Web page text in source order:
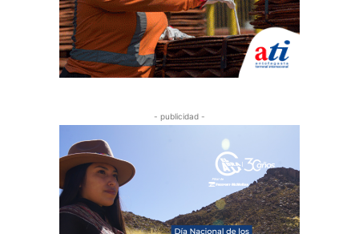
- publicidad -